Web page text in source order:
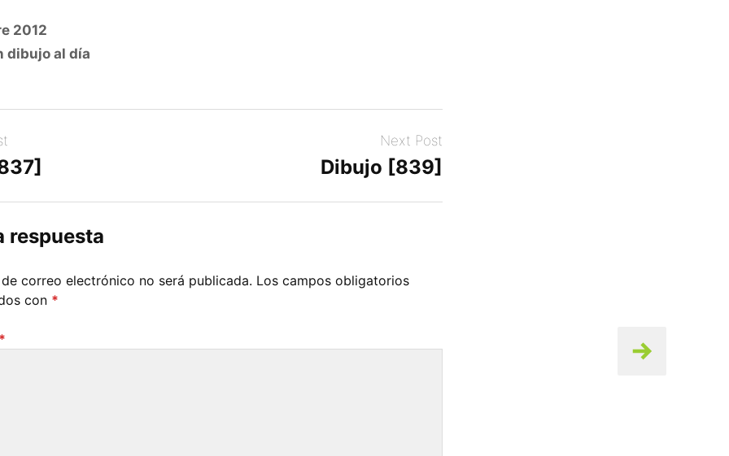
2012
dibujo al día
Next Post
Dibujo [839]
respuesta
correo electrónico no será publicada. Los campos obligatorios
con *
*